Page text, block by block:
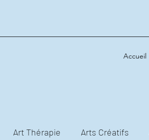
Accueil
Art Thérapie Arts Créatifs